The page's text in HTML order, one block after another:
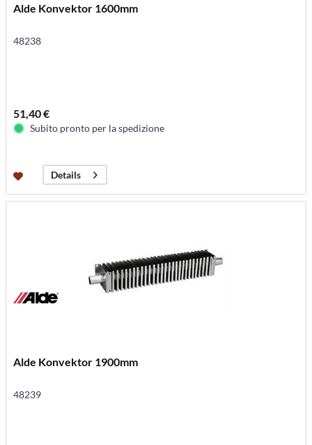
Alde Konvektor 1600mm
48238
51,40 €
Subito pronto per la spedizione
Details
Alde Konvektor 1900mm
48239